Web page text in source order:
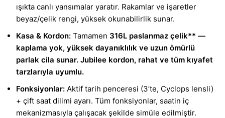
ışıkta canlı yansımalar yaratır. Rakamlar ve işaretler
beyaz/çelik rengi, yüksek okunabilirlik sunar.
Kasa & Kordon: Tamamen 316L paslanmaz çelik** —
kaplama yok, yüksek dayanıklılık ve uzun ömürlü
parlak cila sunar. Jubilee kordon, rahat ve tüm kıyafet
tarzlarıyla uyumlu.
Fonksiyonlar: Aktif tarih penceresi (3’te, Cyclops lensli)
+ çift saat dilimi ayarı. Tüm fonksiyonlar, saatin iç
mekanizmasıyla çalışacak şekilde simüle edilmiştir.